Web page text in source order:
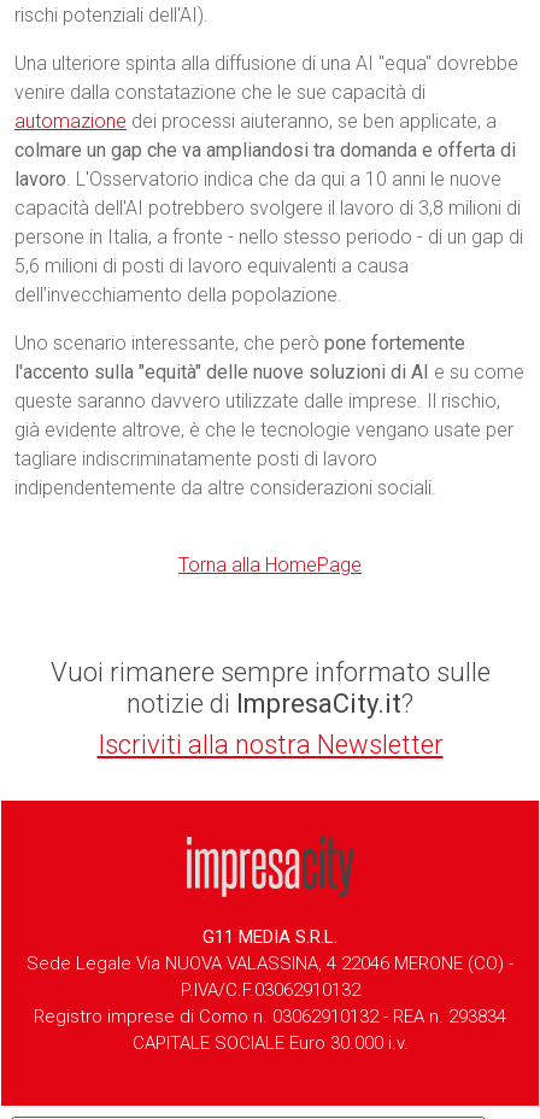
rischi potenziali dell'AI).
Una ulteriore spinta alla diffusione di una AI "equa" dovrebbe
venire dalla constatazione che le sue capacità di
automazione dei processi aiuteranno, se ben applicate, a
colmare un gap che va ampliandosi tra domanda e offerta di
lavoro. L'Osservatorio indica che da qui a 10 anni le nuove
capacità dell'AI potrebbero svolgere il lavoro di 3,8 milioni di
persone in Italia, a fronte - nello stesso periodo - di un gap di
5,6 milioni di posti di lavoro equivalenti a causa
dell’invecchiamento della popolazione.
Uno scenario interessante, che però pone fortemente
l'accento sulla "equità" delle nuove soluzioni di AI e su come
queste saranno davvero utilizzate dalle imprese. Il rischio,
già evidente altrove, è che le tecnologie vengano usate per
tagliare indiscriminatamente posti di lavoro
indipendentemente da altre considerazioni sociali.
Torna alla HomePage
Vuoi rimanere sempre informato sulle
notizie di ImpresaCity.it?
Iscriviti alla nostra Newsletter
G11 MEDIA S.R.L.
Sede Legale Via NUOVA VALASSINA, 4 22046 MERONE (CO) -
P.IVA/C.F.03062910132
Registro imprese di Como n. 03062910132 - REA n. 293834
CAPITALE SOCIALE Euro 30.000 i.v.